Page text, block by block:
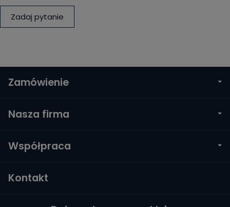
Zadaj pytanie
Zamówienie
Nasza firma
Współpraca
Kontakt